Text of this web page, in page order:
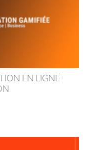
EN LIGNE